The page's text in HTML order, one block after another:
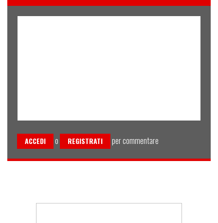
ACCEDI o REGISTRATI per commentare